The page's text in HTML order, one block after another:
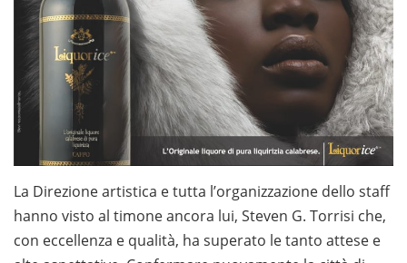
La Direzione artistica e tutta l’organizzazione dello staff
hanno visto al timone ancora lui, Steven G. Torrisi che,
con eccellenza e qualità, ha superato le tanto attese e